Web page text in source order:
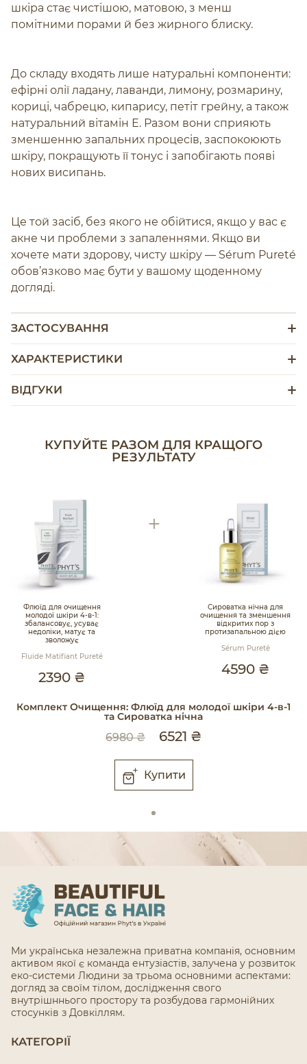
шкіра стає чистішою, матовою, з менш
помітними порами й без жирного блиску.
До складу входять лише натуральні компоненти:
ефірні олії ладану, лаванди, лимону, розмарину,
кориці, чабрецю, кипарису, петіт грейну, а також
натуральний вітамін Е. Разом вони сприяють
зменшенню запальних процесів, заспокоюють
шкіру, покращують її тонус і запобігають появі
нових висипань.
Це той засіб, без якого не обійтися, якщо у вас є
акне чи проблеми з запаленнями. Якщо ви
хочете мати здорову, чисту шкіру — Sérum Pureté
обов’язково має бути у вашому щоденному
догляді.
ЗАСТОСУВАННЯ
ХАРАКТЕРИСТИКИ
ВІДГУКИ
КУПУЙТЕ РАЗОМ ДЛЯ КРАЩОГО
РЕЗУЛЬТАТУ
Флюїд для очищення
молодої шкіри 4-в-1:
збалансовує, усуває
недоліки, матує та
зволожує
Fluide Matifiant Pureté
2390 ₴
Сироватка нічна для
очищення та зменшення
відкритих пор з
протизапальною дією
Sérum Pureté
4590 ₴
Комплект Очищення: Флюїд для молодої шкіри 4-в-1
та Сироватка нічна
6980 ₴ 6521 ₴
Купити
Ми українська незалежна приватна компанія, основним
активом якої є команда ентузіастів, залучена у розвиток
еко-системи Людини за трьома основними аспектами:
догляд за своїм тілом, дослідження свого
внутрішннього простору та розбудова гармонійних
стосунків з Довкіллям.
КАТЕГОРІЇ